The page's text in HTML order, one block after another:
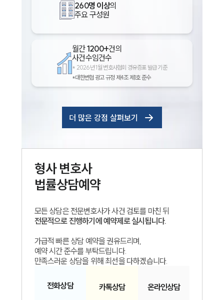
260명 이상의
주요 구성원
월간1200+건의
사건수임건수
* 2026년 1월 변호사협회 경유증표 발급 기준
*대한변협 광고 규정 제4조 제1호 준수
더 많은 강점 살펴보기
형사변호사
법률상담예약
모든 상담은 전문변호사가 사건 검토를 마친 뒤
전문적으로 진행하기에 예약제로 실시됩니다.
가급적 빠른 상담 예약을 권유드리며,
예약 시간 준수를 부탁드립니다.
만족스러운 상담을 위해 최선을 다하겠습니다.
전화상담 카톡상담 온라인상담